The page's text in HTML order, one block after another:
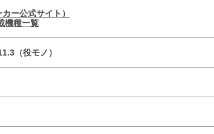
ー公式サイト）
機種一覧
（役モノ）